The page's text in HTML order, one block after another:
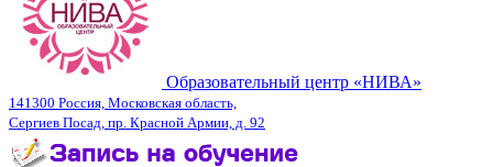
Образовательный центр «НИВА»
141300 Россия, Московская область,
Сергиев Посад, пр. Красной Армии, д. 92